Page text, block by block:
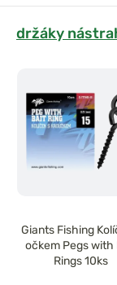
držáky
Giants Fishing
očkem Pegs with
Rings 10ks